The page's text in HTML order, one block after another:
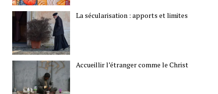
La sécularisation : apports et limites
Accueillir l’étranger comme le Christ